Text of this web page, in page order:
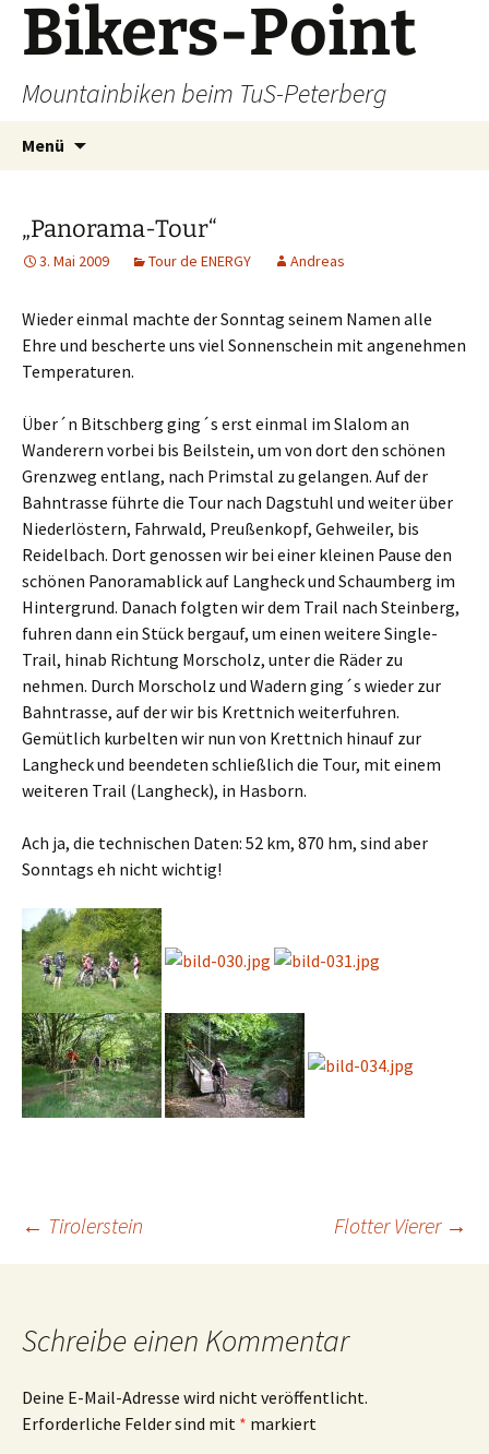
Zum
InhaltBikers-Point
Mountainbiken beim TuS-Peterberg
Menü
„Panorama-Tour“
3. Mai 2009 Tour de ENERGY Andreas
Wieder einmal machte der Sonntag seinem Namen alle
Ehre und bescherte uns viel Sonnenschein mit angenehmen
Temperaturen.
Über´n Bitschberg ging´s erst einmal im Slalom an
Wanderern vorbei bis Beilstein, um von dort den schönen
Grenzweg entlang, nach Primstal zu gelangen. Auf der
Bahntrasse führte die Tour nach Dagstuhl und weiter über
Niederlöstern, Fahrwald, Preußenkopf, Gehweiler, bis
Reidelbach. Dort genossen wir bei einer kleinen Pause den
schönen Panoramablick auf Langheck und Schaumberg im
Hintergrund. Danach folgten wir dem Trail nach Steinberg,
fuhren dann ein Stück bergauf, um einen weitere Single-
Trail, hinab Richtung Morscholz, unter die Räder zu
nehmen. Durch Morscholz und Wadern ging´s wieder zur
Bahntrasse, auf der wir bis Krettnich weiterfuhren.
Gemütlich kurbelten wir nun von Krettnich hinauf zur
Langheck und beendeten schließlich die Tour, mit einem
weiteren Trail (Langheck), in Hasborn.
Ach ja, die technischen Daten: 52 km, 870 hm, sind aber
Sonntags eh nicht wichtig!
Beitragsnavigation
← Tirolerstein Flotter Vierer →
Schreibe einen Kommentar
Deine E-Mail-Adresse wird nicht veröffentlicht.
Erforderliche Felder sind mit * markiert